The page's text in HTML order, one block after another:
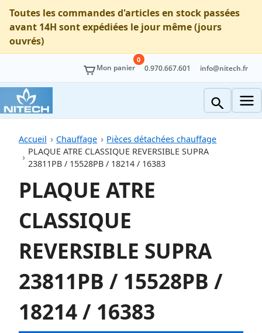
Toutes les commandes d'articles en stock passées
avant 14H sont expédiées le jour même (jours
ouvrés)
Mon panier
0
0.970.667.601 info@nitech.fr
Accueil Chauffage
Pièces détachées chauffage
PLAQUE ATRE CLASSIQUE REVERSIBLE SUPRA
23811PB / 15528PB / 18214 / 16383
PLAQUE ATRE
CLASSIQUE
REVERSIBLE SUPRA
23811PB / 15528PB /
18214 / 16383